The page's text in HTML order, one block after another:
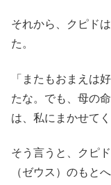
それから、クピド
た。
「またもおまえは
たな。でも、母の
は、私にまかせてく
そう言うと、クピ
（ゼウス）のもと